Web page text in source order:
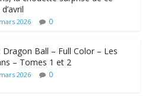
2026 0
Dragon Ball – Full Color – Les
– Tomes 1 et 2
2026 0